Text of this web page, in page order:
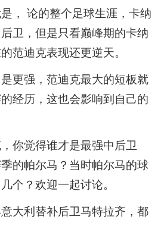
， 论的整个足球生涯，卡纳
卫，但是只看巅峰期的卡纳
范迪克表现还更逆天。
更强，范迪克最大的短板就
经历，这也会影响到自己的
你觉得谁才是最强中后卫
的帕尔马？当时帕尔马的球
个？欢迎一起讨论。
大利替补后卫马特拉齐，都